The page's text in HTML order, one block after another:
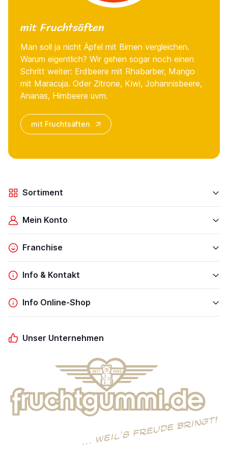
mit Fruchtsäften
Man soll ja nicht Äpfel mit Birnen vergleichen.
Warum eigentlich? Wir gehen sogar noch einen
Schritt weiter: Erdbeere mit Rhabarber, Mango
mit Maracuja. Oder Zitrone, Kiwi, Johannisbeere,
Ananas, Himbeere uvm.
mit Fruchtsäften
Sortiment
Mein Konto
Franchise
Info & Kontakt
Info Online-Shop
Unser Unternehmen